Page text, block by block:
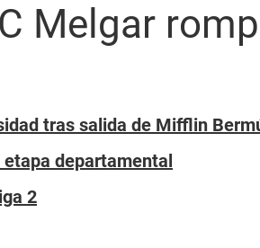
Melgar
tras salida de Mifflin
departamental
2